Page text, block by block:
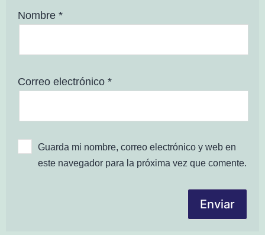
Nombre *
Correo electrónico *
Guarda mi nombre, correo electrónico y web en
este navegador para la próxima vez que comente.